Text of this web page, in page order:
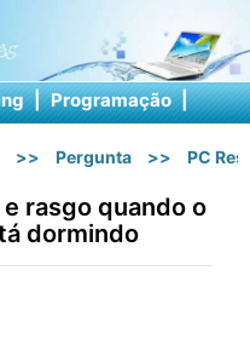
| Programação |
>> Pergunta >> PC
rasgo quando o
dormindo